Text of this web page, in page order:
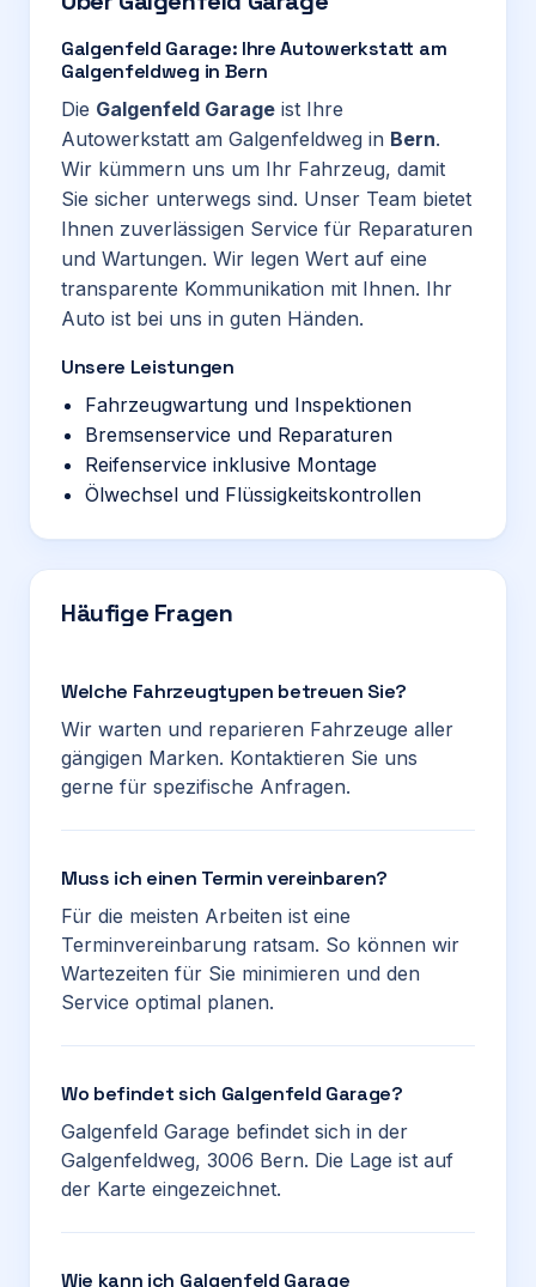
Galgenfeld Garage: Ihre Autowerkstatt am
Galgenfeldweg in Bern
Die Galgenfeld Garage ist Ihre
Autowerkstatt am Galgenfeldweg in Bern.
Wir kümmern uns um Ihr Fahrzeug, damit
Sie sicher unterwegs sind. Unser Team bietet
Ihnen zuverlässigen Service für Reparaturen
und Wartungen. Wir legen Wert auf eine
transparente Kommunikation mit Ihnen. Ihr
Auto ist bei uns in guten Händen.
Unsere Leistungen
Fahrzeugwartung und Inspektionen
Bremsenservice und Reparaturen
Reifenservice inklusive Montage
Ölwechsel und Flüssigkeitskontrollen
Häufige Fragen
Welche Fahrzeugtypen betreuen Sie?
Wir warten und reparieren Fahrzeuge aller
gängigen Marken. Kontaktieren Sie uns
gerne für spezifische Anfragen.
Muss ich einen Termin vereinbaren?
Für die meisten Arbeiten ist eine
Terminvereinbarung ratsam. So können wir
Wartezeiten für Sie minimieren und den
Service optimal planen.
Wo befindet sich Galgenfeld Garage?
Galgenfeld Garage befindet sich in der
Galgenfeldweg, 3006 Bern. Die Lage ist auf
der Karte eingezeichnet.
Wie kann ich Galgenfeld Garage